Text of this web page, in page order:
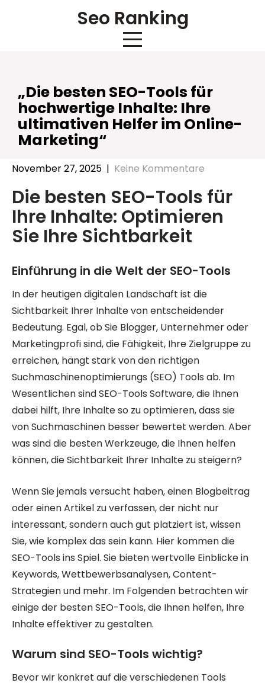
Seo Ranking
„Die besten SEO-Tools für
hochwertige Inhalte: Ihre
ultimativen Helfer im Online-
Marketing“
November 27, 2025 | Keine Kommentare
Die besten SEO-Tools für
Ihre Inhalte: Optimieren
Sie Ihre Sichtbarkeit
Einführung in die Welt der SEO-Tools
In der heutigen digitalen Landschaft ist die
Sichtbarkeit Ihrer Inhalte von entscheidender
Bedeutung. Egal, ob Sie Blogger, Unternehmer oder
Marketingprofi sind, die Fähigkeit, Ihre Zielgruppe zu
erreichen, hängt stark von den richtigen
Suchmaschinenoptimierungs (SEO) Tools ab. Im
Wesentlichen sind SEO-Tools Software, die Ihnen
dabei hilft, Ihre Inhalte so zu optimieren, dass sie
von Suchmaschinen besser bewertet werden. Aber
was sind die besten Werkzeuge, die Ihnen helfen
können, die Sichtbarkeit Ihrer Inhalte zu steigern?
Wenn Sie jemals versucht haben, einen Blogbeitrag
oder einen Artikel zu verfassen, der nicht nur
interessant, sondern auch gut platziert ist, wissen
Sie, wie komplex das sein kann. Hier kommen die
SEO-Tools ins Spiel. Sie bieten wertvolle Einblicke in
Keywords, Wettbewerbsanalysen, Content-
Strategien und mehr. Im Folgenden betrachten wir
einige der besten SEO-Tools, die Ihnen helfen, Ihre
Inhalte effektiver zu gestalten.
Warum sind SEO-Tools wichtig?
Bevor wir konkret auf die verschiedenen Tools